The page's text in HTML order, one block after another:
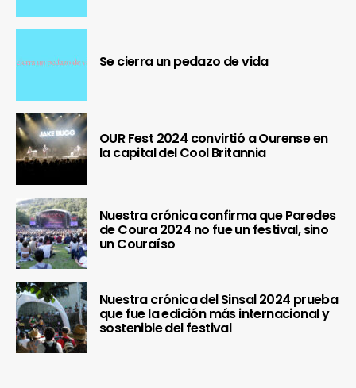
Se cierra un pedazo de vida
OUR Fest 2024 convirtió a Ourense en
la capital del Cool Britannia
Nuestra crónica confirma que Paredes
de Coura 2024 no fue un festival, sino
un Couraíso
Nuestra crónica del Sinsal 2024 prueba
que fue la edición más internacional y
sostenible del festival